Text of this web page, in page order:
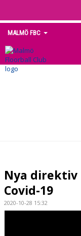
MALMÖ FBC
HEM
MEDLEM
MATCHER
Nya direktiv
Covid-19
2020-10-28 15:32